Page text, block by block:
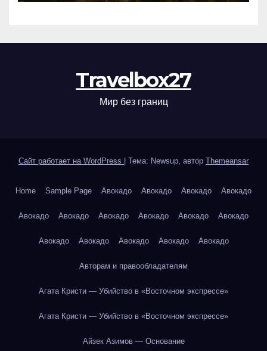
Travelbox27
Мир без границ
Сайт работает на WordPress Тема: Newsup, автор Themeansar
Home Sample Page Авокадо Авокадо Авокадо Авокадо
Авокадо Авокадо Авокадо Авокадо Авокадо Авокадо
Авокадо Авокадо Авокадо Авокадо Авокадо
Авторам и правообладателям
Агата Кристи — Убийство в «Восточном экспрессе»
Агата Кристи — Убийство в «Восточном экспрессе»
Айзек Азимов — Основание